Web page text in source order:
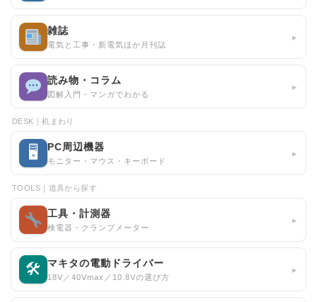
雑誌
電気と工事・新電気ほか月刊誌
▸
読み物・コラム
図解入門・マンガでわかる
▸
DESK｜机まわり
🖥 PC周辺機器
モニター・マウス・キーボード
▸
TOOLS｜道具から探す
工具・計測器
検電器・クランプメーター
▸
🛠 マキタの電動ドライバー
18V／40Vmax／10.8Vの選び方
▸